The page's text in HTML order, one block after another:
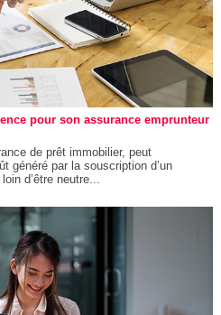
pour son assurance emprunteur
de prêt immobilier, peut
généré par la souscription d’un
d’être neutre...